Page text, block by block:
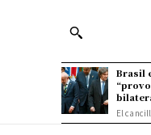
Brasil
El